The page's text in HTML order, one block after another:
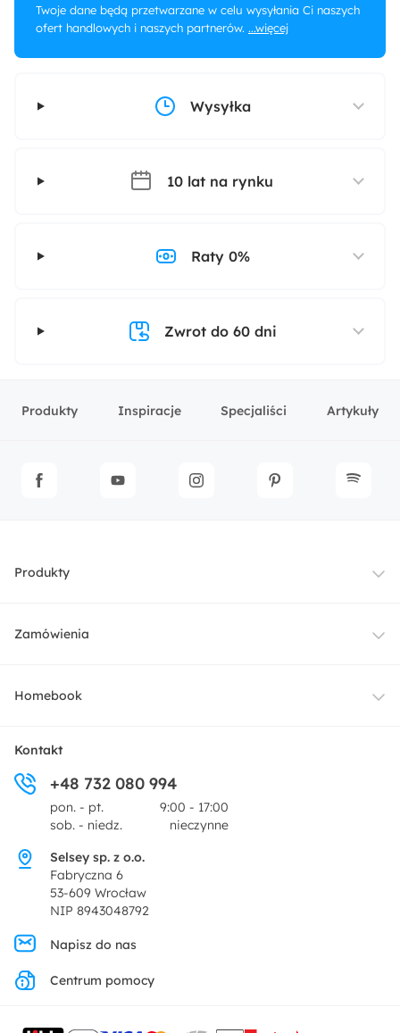
Twoje dane będą przetwarzane w celu wysyłania Ci naszych
ofert handlowych i naszych partnerów. ...więcej
Wysyłka
10 lat na rynku
Raty 0%
Zwrot do 60 dni
Produkty Inspiracje Specjaliści Artykuły
Produkty
Meble
Dekoracje i akcesoria
Promocje
Zamówienia
Dostawa
Zwroty
Pytania i odpowiedzi
Homebook
O nas
Centrum prasowe
Regulamin
Polityka prywatności
Ustawienia prywatności
Kontakt
+48 732 080 994
pon. - pt.
9:00 - 17:00
sob. - niedz.
nieczynne
Selsey sp. z o.o.
Fabryczna 6
53-609 Wrocław
NIP 8943048792
Napisz do nas
Centrum pomocy